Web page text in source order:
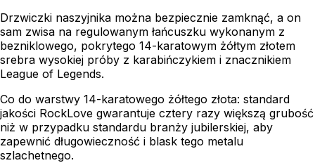
Drzwiczki naszyjnika można bezpiecznie zamknąć, a on
sam zwisa na regulowanym łańcuszku wykonanym z
bezniklowego, pokrytego 14-karatowym żółtym złotem
srebra wysokiej próby z karabińczykiem i znacznikiem
League of Legends.
Co do warstwy 14-karatowego żółtego złota: standard
jakości RockLove gwarantuje cztery razy większą grubość
niż w przypadku standardu branży jubilerskiej, aby
zapewnić długowieczność i blask tego metalu
szlachetnego.